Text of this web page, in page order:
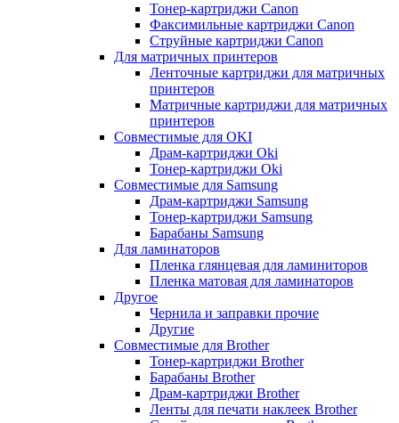
Тонер-картриджи Canon
Факсимильные картриджи Canon
Струйные картриджи Canon
Для матричных принтеров
Ленточные картриджи для матричных
принтеров
Матричные картриджи для матричных
принтеров
Совместимые для OKI
Драм-картриджи Oki
Тонер-картриджи Oki
Совместимые для Samsung
Драм-картриджи Samsung
Тонер-картриджи Samsung
Барабаны Samsung
Для ламинаторов
Пленка глянцевая для ламиниторов
Пленка матовая для ламинаторов
Другое
Чернила и заправки прочие
Другие
Совместимые для Brother
Тонер-картриджи Brother
Барабаны Brother
Драм-картриджи Brother
Ленты для печати наклеек Brother